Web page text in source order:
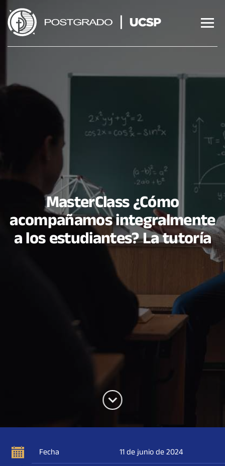
contenido
MasterClass ¿Cómo
acompañamos integralmente
a los estudiantes? La tutoría
Fecha
11 de junio de 2024